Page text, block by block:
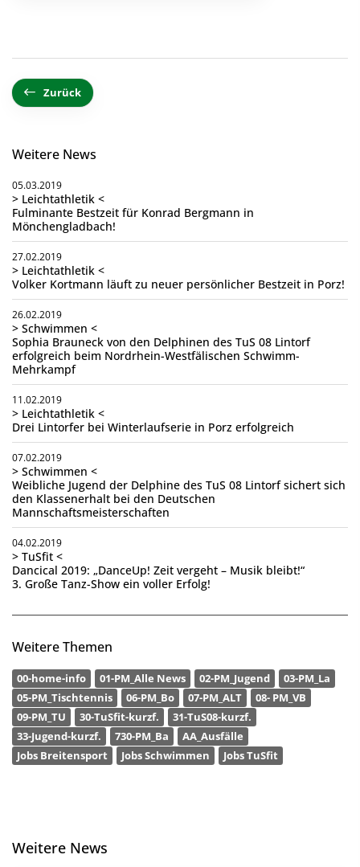
Zurück
Weitere News
05.03.2019
> Leichtathletik <
Fulminante Bestzeit für Konrad Bergmann in
Mönchengladbach!
27.02.2019
> Leichtathletik <
Volker Kortmann läuft zu neuer persönlicher Bestzeit in Porz!
26.02.2019
> Schwimmen <
Sophia Brauneck von den Delphinen des TuS 08 Lintorf
erfolgreich beim Nordrhein-Westfälischen Schwimm-
Mehrkampf
11.02.2019
> Leichtathletik <
Drei Lintorfer bei Winterlaufserie in Porz erfolgreich
07.02.2019
> Schwimmen <
Weibliche Jugend der Delphine des TuS 08 Lintorf sichert sich
den Klassenerhalt bei den Deutschen
Mannschaftsmeisterschaften
04.02.2019
> TuSfit <
Dancical 2019: „DanceUp! Zeit vergeht – Musik bleibt!“
3. Große Tanz-Show ein voller Erfolg!
Weitere Themen
00-home-info 01-PM_Alle News 02-PM_Jugend
03-PM_La
05-PM_Tischtennis
06-PM_Bo 07-PM_ALT
08- PM_VB
09-PM_TU
30-TuSfit-kurzf.
31-TuS08-kurzf.
33-Jugend-kurzf.
730-PM_Ba
AA_Ausfälle
Jobs Breitensport
Jobs Schwimmen Jobs TuSfit
Weitere News